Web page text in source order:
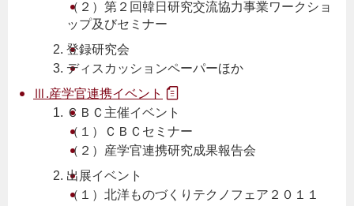
（２）第２回韓日研究交流協力事業ワークショ
ップ及びセミナー
登録研究会
ディスカッションペーパーほか
Ⅲ.産学官連携イベント
ＣＢＣ主催イベント
（１）ＣＢＣセミナー
（２）産学官連携研究成果報告会
出展イベント
（１）北洋ものづくりテクノフェア２０１１